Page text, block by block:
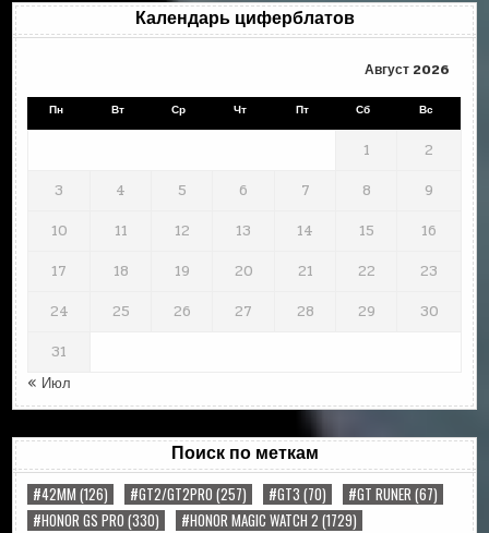
Календарь циферблатов
Август 2026
Пн Вт Ср Чт Пт Сб Вс
1
2
3
4 5 6 7 8
9
10
11 12 13 14 15
16
17
18 19 20 21 22
23
24
25 26 27 28 29
30
31
« Июл
Поиск по меткам
#42MM (126) #GT2/GT2PRO (257) #GT3 (70) #GT RUNER (67)
#HONOR GS PRO (330) #HONOR MAGIC WATCH 2 (1729)